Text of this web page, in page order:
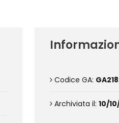
Codice GA:
Archiviata il: 10/